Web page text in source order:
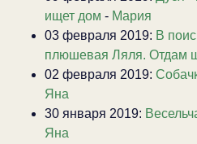
ищет дом - Мария
03 февраля 2019: В
плюшевая Ляля. Отдам
02 февраля 2019:
Яна
30 января 2019:
Яна